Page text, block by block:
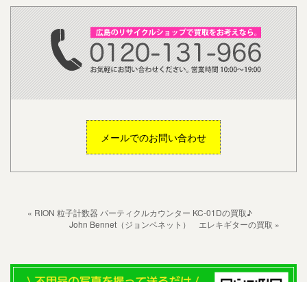
メールでのお問い合わせ
« RION 粒子計数器 パーティクルカウンター KC-01Dの買取♪
John Bennet（ジョンベネット） エレキギターの買取 »